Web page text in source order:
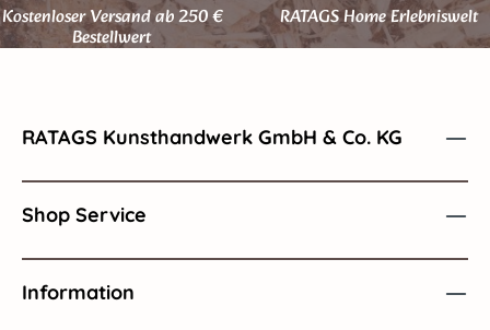
Kostenloser Versand ab 250 €
Bestellwert
RATAGS Home Erlebniswelt
RATAGS Kunsthandwerk GmbH & Co. KG
Shop Service
Information